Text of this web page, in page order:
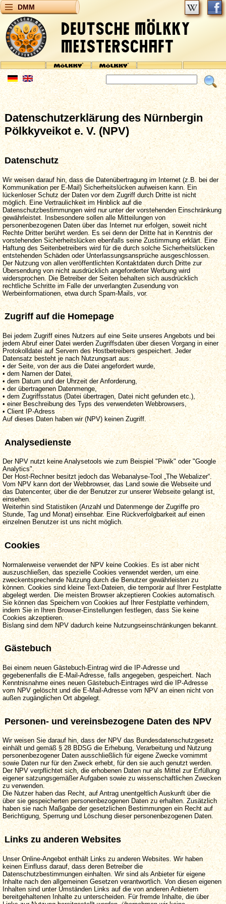
DMM
Datenschutzerklärung des Nürnbergin
Pölkkyveikot e. V. (NPV)
Datenschutz
Wir weisen darauf hin, dass die Datenübertragung im Internet (z.B. bei der
Kommunikation per E-Mail) Sicherheitslücken aufweisen kann. Ein
lückenloser Schutz der Daten vor dem Zugriff durch Dritte ist nicht
möglich. Eine Vertraulichkeit im Hinblick auf die
Datenschutzbestimmungen wird nur unter der vorstehenden Einschränkung
gewährleistet. Insbesondere sollen alle Mitteilungen von
personenbezogenen Daten über das Internet nur erfolgen, soweit nicht
Rechte Dritter berührt werden. Es sei denn der Dritte hat in Kenntnis der
vorstehenden Sicherheitslücken ebenfalls seine Zustimmung erklärt. Eine
Haftung des Seitenbetreibers wird für die durch solche Sicherheitslücken
entstehenden Schäden oder Unterlassungsansprüche ausgeschlossen.
Der Nutzung von allen veröffentlichten Kontaktdaten durch Dritte zur
Übersendung von nicht ausdrücklich angeforderter Werbung wird
widersprochen. Die Betreiber der Seiten behalten sich ausdrücklich
rechtliche Schritte im Falle der unverlangten Zusendung von
Werbeinformationen, etwa durch Spam-Mails, vor.
Zugriff auf die Homepage
Bei jedem Zugriff eines Nutzers auf eine Seite unseres Angebots und bei
jedem Abruf einer Datei werden Zugriffsdaten über diesen Vorgang in einer
Protokolldatei auf Servern des Hostbetreibers gespeichert. Jeder
Datensatz besteht je nach Nutzungsart aus:
• der Seite, von der aus die Datei angefordert wurde,
• dem Namen der Datei,
• dem Datum und der Uhrzeit der Anforderung,
• der übertragenen Datenmenge,
• dem Zugriffsstatus (Datei übertragen, Datei nicht gefunden etc.),
• einer Beschreibung des Typs des verwendeten Webbrowsers,
• Client IP-Adress
Auf dieses Daten haben wir (NPV) keinen Zugriff.
Analysedienste
Der NPV nutzt keine Analysetools wie zum Beispiel "Piwik" oder "Google
Analytics".
Der Host-Rechner besitzt jedoch das Webanalyse-Tool „The Webalizer“.
Vom NPV kann dort der Webbrowser, das Land sowie die Webseite und
das Datencenter, über die der Benutzer zur unserer Webseite gelangt ist,
einsehen.
Weiterhin sind Statistiken (Anzahl und Datenmenge der Zugriffe pro
Stunde, Tag und Monat) einsehbar. Eine Rückverfolgbarkeit auf einen
einzelnen Benutzer ist uns nicht möglich.
Cookies
Normalerweise verwendet der NPV keine Cookies. Es ist aber nicht
auszuschließen, das spezielle Cookies verwendet werden, um eine
zweckentsprechende Nutzung durch die Benutzer gewährleisten zu
können. Cookies sind kleine Text-Dateien, die temporär auf Ihrer Festplatte
abgelegt werden. Die meisten Browser akzeptieren Cookies automatisch.
Sie können das Speichern von Cookies auf Ihrer Festplatte verhindern,
indem Sie in Ihren Browser-Einstellungen festlegen, dass Sie keine
Cookies akzeptieren.
Bislang sind dem NPV dadurch keine Nutzungseinschränkungen bekannt.
Gästebuch
Bei einem neuen Gästebuch-Eintrag wird die IP-Adresse und
gegebenenfalls die E-Mail-Adresse, falls angegeben, gespeichert. Nach
Kenntnisnahme eines neuen Gästebuch-Eintrages wird die IP-Adresse
vom NPV gelöscht und die E-Mail-Adresse vom NPV an einen nicht von
außen zugänglichen Ort abgelegt.
Personen- und vereinsbezogene Daten des NPV
Wir weisen Sie darauf hin, dass der NPV das Bundesdatenschutzgesetz
einhält und gemäß § 28 BDSG die Erhebung, Verarbeitung und Nutzung
personenbezogener Daten ausschließlich für eigene Zwecke vornimmt
sowie Daten nur für den Zweck erhebt, für den sie auch genutzt werden.
Der NPV verpflichtet sich, die erhobenen Daten nur als Mittel zur Erfüllung
eigener satzungsgemäßer Aufgaben sowie zu wissenschaftlichen Zwecken
zu verwenden.
Die Nutzer haben das Recht, auf Antrag unentgeltlich Auskunft über die
über sie gespeicherten personenbezogenen Daten zu erhalten. Zusätzlich
haben sie nach Maßgabe der gesetzlichen Bestimmungen ein Recht auf
Berichtigung, Sperrung und Löschung dieser personenbezogenen Daten.
Links zu anderen Websites
Unser Online-Angebot enthält Links zu anderen Websites. Wir haben
keinen Einfluss darauf, dass deren Betreiber die
Datenschutzbestimmungen einhalten. Wir sind als Anbieter für eigene
Inhalte nach den allgemeinen Gesetzen verantwortlich. Von diesen eigenen
Inhalten sind unter Umständen Links auf die von anderen Anbietern
bereitgehaltenen Inhalte zu unterscheiden. Für fremde Inhalte, die über